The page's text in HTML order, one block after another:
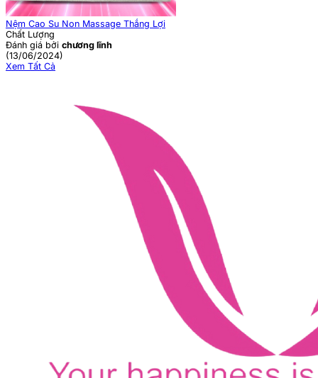
Nệm Cao Su Non Massage Thắng Lợi
Chất Lượng
Đánh giá bởi chương lĩnh
(13/06/2024)
Xem Tất Cả